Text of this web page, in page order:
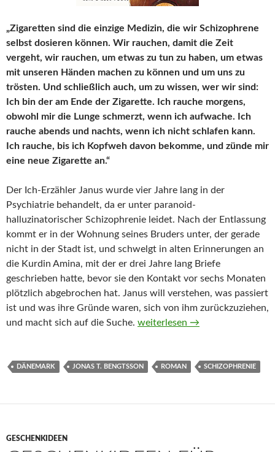
„Zigaretten sind die einzige Medizin, die wir Schizophrene
selbst dosieren können. Wir rauchen, damit die Zeit
vergeht, wir rauchen, um etwas zu tun zu haben, um etwas
mit unseren Händen machen zu können und um uns zu
trösten. Und schließlich auch, um zu wissen, wer wir sind:
Ich bin der am Ende der Zigarette. Ich rauche morgens,
obwohl mir die Lunge schmerzt, wenn ich aufwache. Ich
rauche abends und nachts, wenn ich nicht schlafen kann.
Ich rauche, bis ich Kopfweh davon bekomme, und zünde mir
eine neue Zigarette an.“
Der Ich-Erzähler Janus wurde vier Jahre lang in der
Psychiatrie behandelt, da er unter paranoid-
halluzinatorischer Schizophrenie leidet. Nach der Entlassung
kommt er in der Wohnung seines Bruders unter, der gerade
nicht in der Stadt ist, und schwelgt in alten Erinnerungen an
die Kurdin Amina, mit der er drei Jahre lang Briefe
geschrieben hatte, bevor sie den Kontakt vor sechs Monaten
plötzlich abgebrochen hat. Janus will verstehen, was passiert
ist und was ihre Gründe waren, sich von ihm zurückzuziehen,
und macht sich auf die Suche. Aminas Briefe von Jonas T.
weiterlesen →
DÄNEMARK JONAS T. BENGTSSON ROMAN SCHIZOPHRENIE
GESCHENKIDEEN